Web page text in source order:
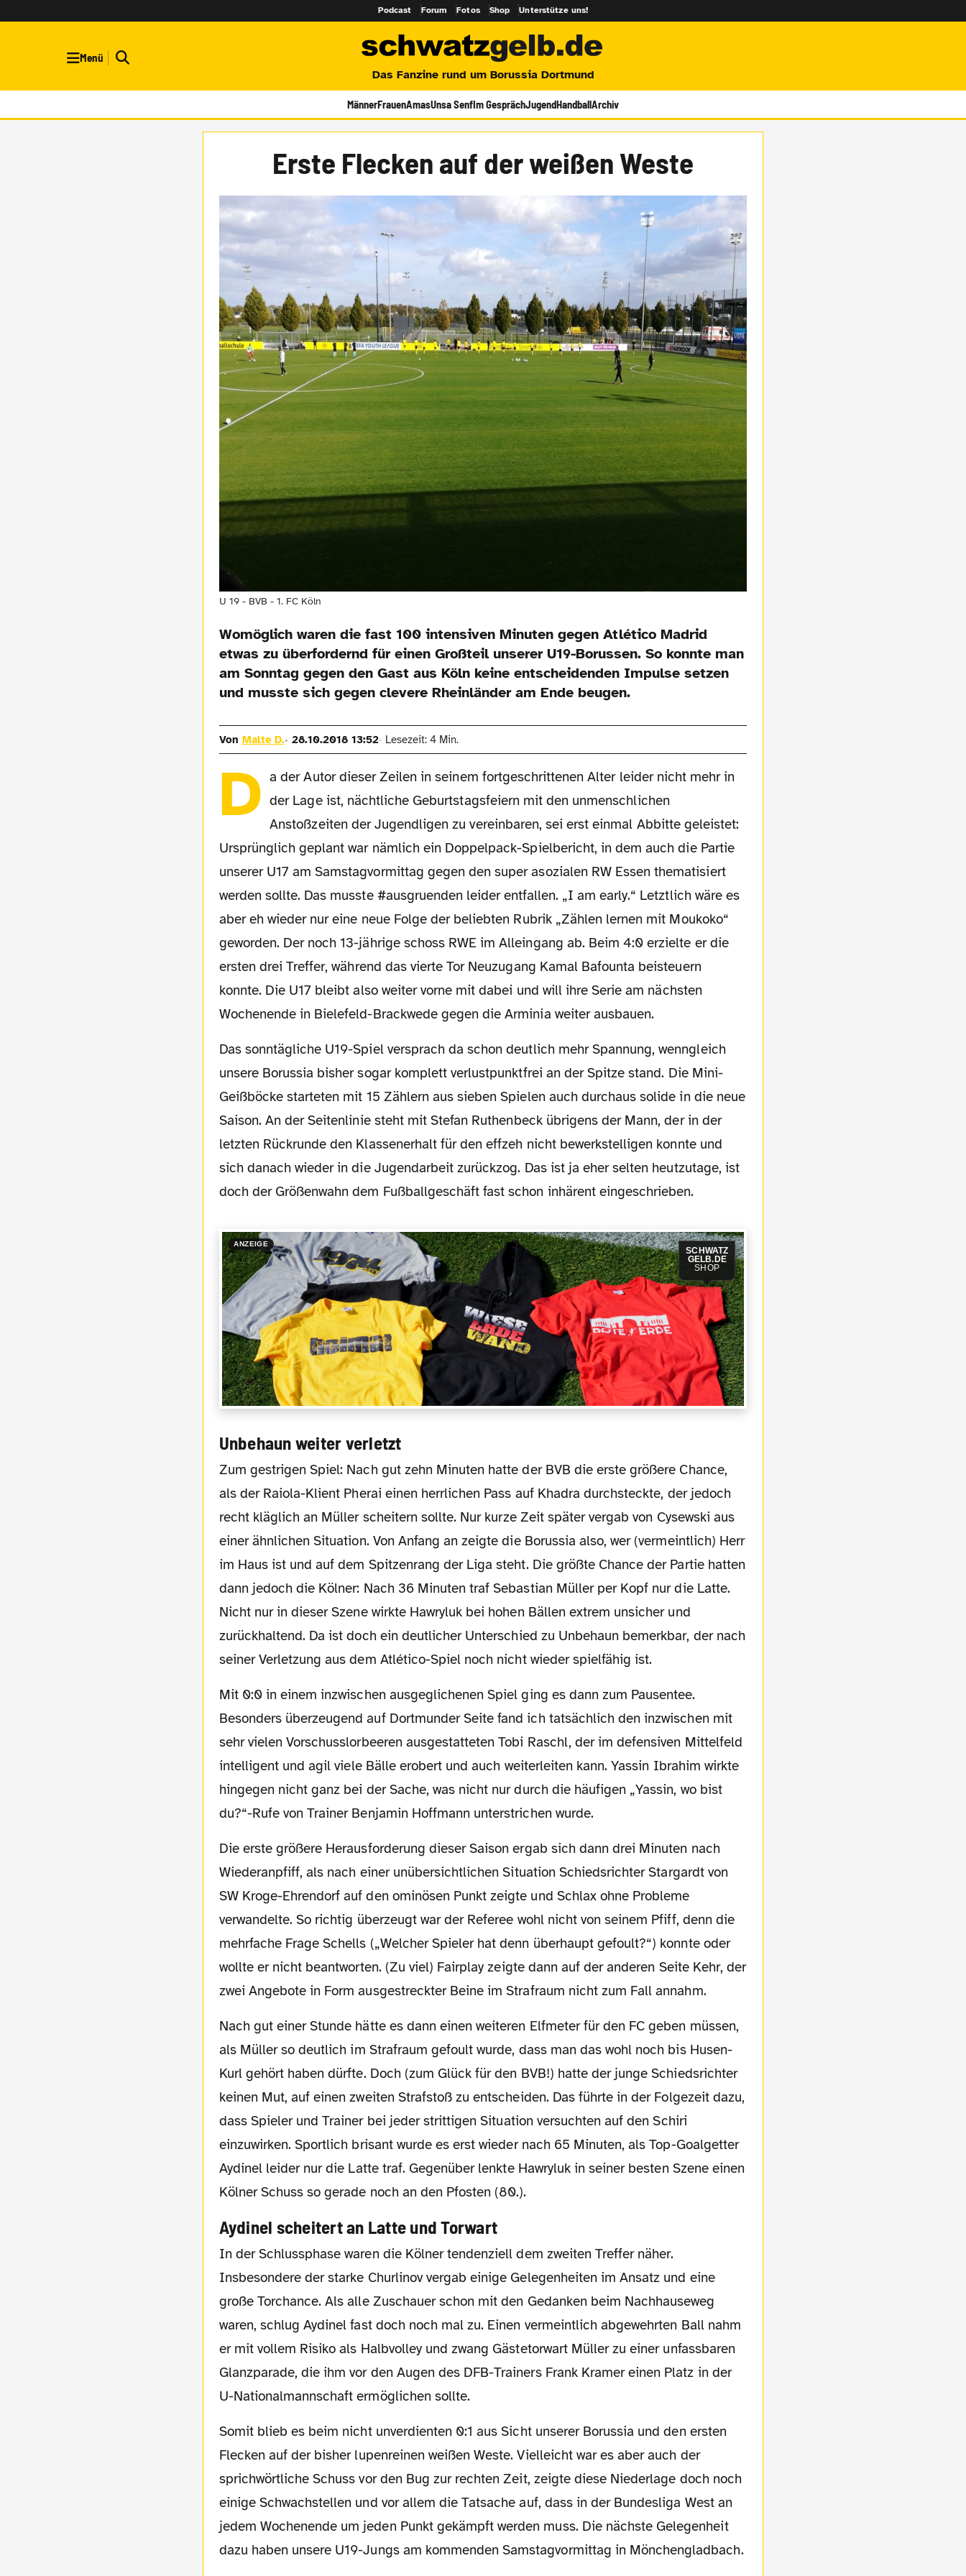
Podcast Forum Fotos Shop Unterstütze uns!
Menü
Das Fanzine rund um Borussia Dortmund
MännerFrauenAmasUnsa SenfIm GesprächJugendHandballArchiv
Erste Flecken auf der weißen Weste
U 19 - BVB - 1. FC Köln
Womöglich waren die fast 100 intensiven Minuten gegen Atlético Madrid
etwas zu überfordernd für einen Großteil unserer U19-Borussen. So konnte man
am Sonntag gegen den Gast aus Köln keine entscheidenden Impulse setzen
und musste sich gegen clevere Rheinländer am Ende beugen.
Von Malte D. 28.10.2018 13:52 Lesezeit: 4 Min.
D a der Autor dieser Zeilen in seinem fortgeschrittenen Alter leider nicht mehr in
der Lage ist, nächtliche Geburtstagsfeiern mit den unmenschlichen
Anstoßzeiten der Jugendligen zu vereinbaren, sei erst einmal Abbitte geleistet:
Ursprünglich geplant war nämlich ein Doppelpack-Spielbericht, in dem auch die Partie
unserer U17 am Samstagvormittag gegen den super asozialen RW Essen thematisiert
werden sollte. Das musste #ausgruenden leider entfallen. „I am early.“ Letztlich wäre es
aber eh wieder nur eine neue Folge der beliebten Rubrik „Zählen lernen mit Moukoko“
geworden. Der noch 13-jährige schoss RWE im Alleingang ab. Beim 4:0 erzielte er die
ersten drei Treffer, während das vierte Tor Neuzugang Kamal Bafounta beisteuern
konnte. Die U17 bleibt also weiter vorne mit dabei und will ihre Serie am nächsten
Wochenende in Bielefeld-Brackwede gegen die Arminia weiter ausbauen.
Das sonntägliche U19-Spiel versprach da schon deutlich mehr Spannung, wenngleich
unsere Borussia bisher sogar komplett verlustpunktfrei an der Spitze stand. Die Mini-
Geißböcke starteten mit 15 Zählern aus sieben Spielen auch durchaus solide in die neue
Saison. An der Seitenlinie steht mit Stefan Ruthenbeck übrigens der Mann, der in der
letzten Rückrunde den Klassenerhalt für den effzeh nicht bewerkstelligen konnte und
sich danach wieder in die Jugendarbeit zurückzog. Das ist ja eher selten heutzutage, ist
doch der Größenwahn dem Fußballgeschäft fast schon inhärent eingeschrieben.
ANZEIGE
SCHWATZ
GELB.DE
SHOP
Unbehaun weiter verletzt
Zum gestrigen Spiel: Nach gut zehn Minuten hatte der BVB die erste größere Chance,
als der Raiola-Klient Pherai einen herrlichen Pass auf Khadra durchsteckte, der jedoch
recht kläglich an Müller scheitern sollte. Nur kurze Zeit später vergab von Cysewski aus
einer ähnlichen Situation. Von Anfang an zeigte die Borussia also, wer (vermeintlich) Herr
im Haus ist und auf dem Spitzenrang der Liga steht. Die größte Chance der Partie hatten
dann jedoch die Kölner: Nach 36 Minuten traf Sebastian Müller per Kopf nur die Latte.
Nicht nur in dieser Szene wirkte Hawryluk bei hohen Bällen extrem unsicher und
zurückhaltend. Da ist doch ein deutlicher Unterschied zu Unbehaun bemerkbar, der nach
seiner Verletzung aus dem Atlético-Spiel noch nicht wieder spielfähig ist.
Mit 0:0 in einem inzwischen ausgeglichenen Spiel ging es dann zum Pausentee.
Besonders überzeugend auf Dortmunder Seite fand ich tatsächlich den inzwischen mit
sehr vielen Vorschusslorbeeren ausgestatteten Tobi Raschl, der im defensiven Mittelfeld
intelligent und agil viele Bälle erobert und auch weiterleiten kann. Yassin Ibrahim wirkte
hingegen nicht ganz bei der Sache, was nicht nur durch die häufigen „Yassin, wo bist
du?“-Rufe von Trainer Benjamin Hoffmann unterstrichen wurde.
Die erste größere Herausforderung dieser Saison ergab sich dann drei Minuten nach
Wiederanpfiff, als nach einer unübersichtlichen Situation Schiedsrichter Stargardt von
SW Kroge-Ehrendorf auf den ominösen Punkt zeigte und Schlax ohne Probleme
verwandelte. So richtig überzeugt war der Referee wohl nicht von seinem Pfiff, denn die
mehrfache Frage Schells („Welcher Spieler hat denn überhaupt gefoult?“) konnte oder
wollte er nicht beantworten. (Zu viel) Fairplay zeigte dann auf der anderen Seite Kehr, der
zwei Angebote in Form ausgestreckter Beine im Strafraum nicht zum Fall annahm.
Nach gut einer Stunde hätte es dann einen weiteren Elfmeter für den FC geben müssen,
als Müller so deutlich im Strafraum gefoult wurde, dass man das wohl noch bis Husen-
Kurl gehört haben dürfte. Doch (zum Glück für den BVB!) hatte der junge Schiedsrichter
keinen Mut, auf einen zweiten Strafstoß zu entscheiden. Das führte in der Folgezeit dazu,
dass Spieler und Trainer bei jeder strittigen Situation versuchten auf den Schiri
einzuwirken. Sportlich brisant wurde es erst wieder nach 65 Minuten, als Top-Goalgetter
Aydinel leider nur die Latte traf. Gegenüber lenkte Hawryluk in seiner besten Szene einen
Kölner Schuss so gerade noch an den Pfosten (80.).
Aydinel scheitert an Latte und Torwart
In der Schlussphase waren die Kölner tendenziell dem zweiten Treffer näher.
Insbesondere der starke Churlinov vergab einige Gelegenheiten im Ansatz und eine
große Torchance. Als alle Zuschauer schon mit den Gedanken beim Nachhauseweg
waren, schlug Aydinel fast doch noch mal zu. Einen vermeintlich abgewehrten Ball nahm
er mit vollem Risiko als Halbvolley und zwang Gästetorwart Müller zu einer unfassbaren
Glanzparade, die ihm vor den Augen des DFB-Trainers Frank Kramer einen Platz in der
U-Nationalmannschaft ermöglichen sollte.
Somit blieb es beim nicht unverdienten 0:1 aus Sicht unserer Borussia und den ersten
Flecken auf der bisher lupenreinen weißen Weste. Vielleicht war es aber auch der
sprichwörtliche Schuss vor den Bug zur rechten Zeit, zeigte diese Niederlage doch noch
einige Schwachstellen und vor allem die Tatsache auf, dass in der Bundesliga West an
jedem Wochenende um jeden Punkt gekämpft werden muss. Die nächste Gelegenheit
dazu haben unsere U19-Jungs am kommenden Samstagvormittag in Mönchengladbach.